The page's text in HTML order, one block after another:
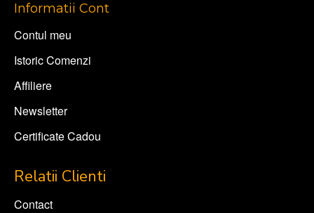
Informatii Cont
Contul meu
Istoric Comenzi
Affiliere
Newsletter
Certificate Cadou
Relatii Clienti
Contact